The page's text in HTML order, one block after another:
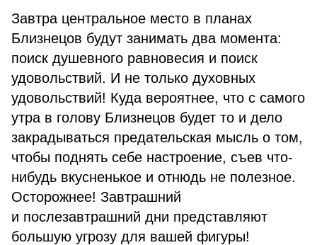
Завтра центральное место в планах
Близнецов будут занимать два момента:
поиск душевного равновесия и поиск
удовольствий. И не только духовных
удовольствий! Куда вероятнее, что с самого
утра в голову Близнецов будет то и дело
закрадываться предательская мысль о том,
чтобы поднять себе настроение, съев что-
нибудь вкусненькое и отнюдь не полезное.
Осторожнее! Завтрашний
и послезавтрашний дни представляют
большую угрозу для вашей фигуры!